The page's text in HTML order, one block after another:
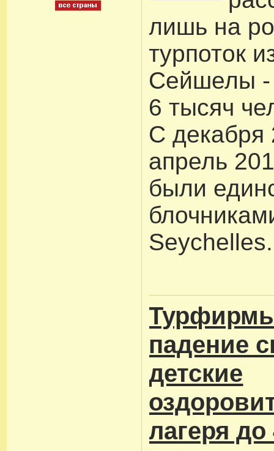
лишь на
турпоток
Сейшелы -
6 тысяч
С декабря
апрель
были
Seychelles.
падение
детские
лагеря до